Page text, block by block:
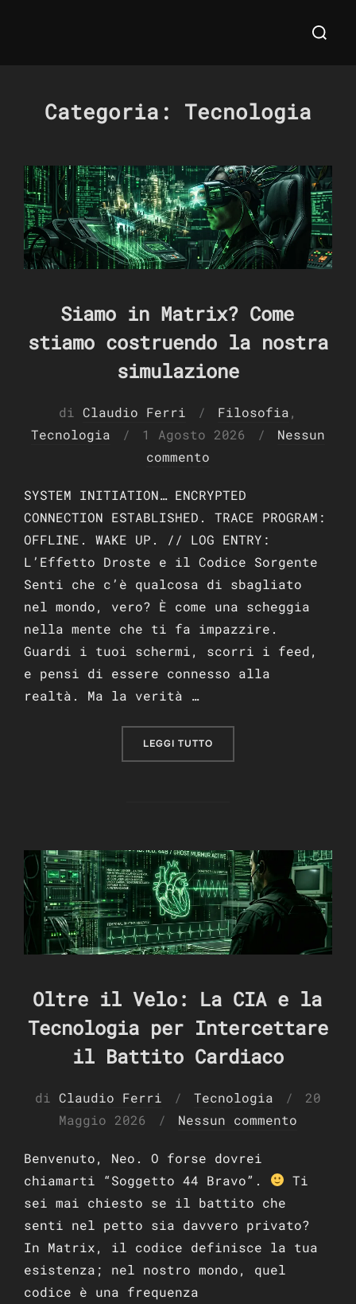
Cerca
Categoria: Tecnologia
Siamo in Matrix? Come
stiamo costruendo la nostra
simulazione
di Claudio Ferri Filosofia,
Tecnologia
Pubblicato
il
1 Agosto 2026
Nessun
commento
SYSTEM INITIATION… ENCRYPTED
CONNECTION ESTABLISHED. TRACE PROGRAM:
OFFLINE. WAKE UP. // LOG ENTRY:
L’Effetto Droste e il Codice Sorgente
Senti che c’è qualcosa di sbagliato
nel mondo, vero? È come una scheggia
nella mente che ti fa impazzire.
Guardi i tuoi schermi, scorri i feed,
e pensi di essere connesso alla
realtà. Ma la verità …
LEGGI TUTTO
Oltre il Velo: La CIA e la
Tecnologia per Intercettare
il Battito Cardiaco
di Claudio Ferri Tecnologia
20
Maggio 2026
Nessun commento
Benvenuto, Neo. O forse dovrei
chiamarti “Soggetto 44 Bravo”.
Ti
sei mai chiesto se il battito che
senti nel petto sia davvero privato?
In Matrix, il codice definisce la tua
esistenza; nel nostro mondo, quel
codice è una frequenza